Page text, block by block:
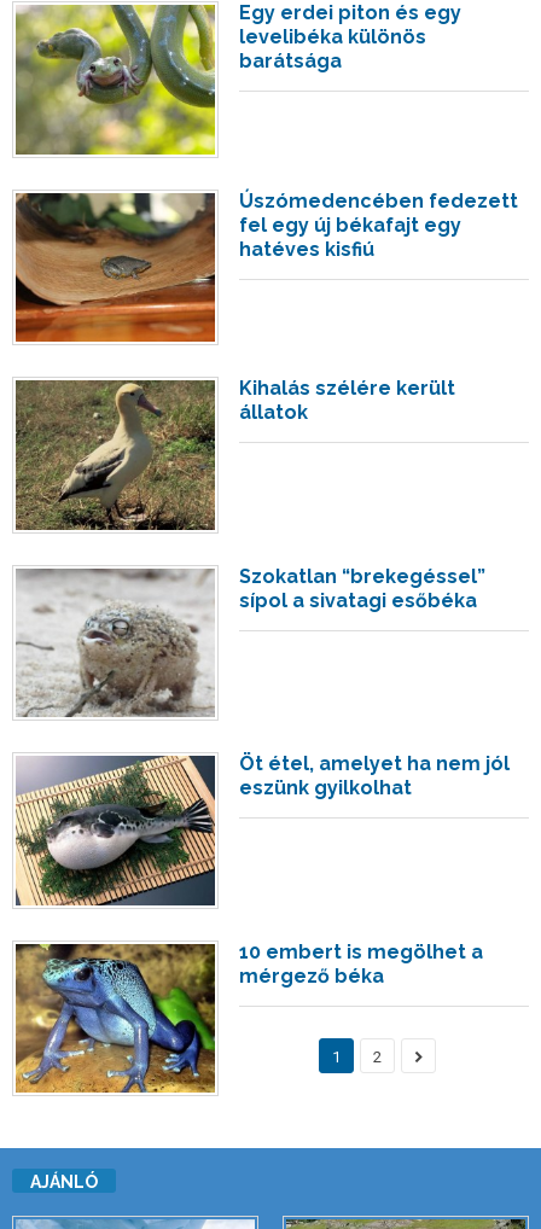
Egy erdei piton és egy
levelibéka különös
barátsága
Úszómedencében fedezett
fel egy új békafajt egy
hatéves kisfiú
Kihalás szélére került
állatok
Szokatlan “brekegéssel”
sípol a sivatagi esőbéka
Öt étel, amelyet ha nem jól
eszünk gyilkolhat
10 embert is megölhet a
mérgező béka
1 2
AJÁNLÓ